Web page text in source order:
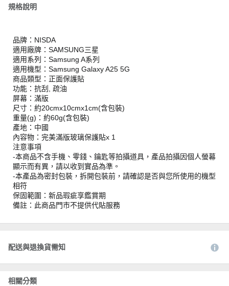
規格說明
品牌：NISDA
適用廠牌：SAMSUNG三星
適用系列：Samsung A系列
適用機型：Samsung Galaxy A25 5G
商品類型：正面保護貼
功能：抗刮, 疏油
屏幕：滿版
尺寸：約20cmx10cmx1cm(含包裝)
重量(g)：約60g(含包裝)
產地：中國
內容物：完美滿版玻璃保護貼x 1
注意事項
-本商品不含手機、零錢、鑰匙等拍攝道具，產品拍攝因個人螢幕
顯示而有異，請以收到實品為準。
-本產品為密封包裝，拆開包裝前，請確認是否與您所使用的機型
相符
保固範圍：新品瑕疵享鑑賞期
備註：此商品門市不提供代貼服務
配送與退換貨需知
相關分類